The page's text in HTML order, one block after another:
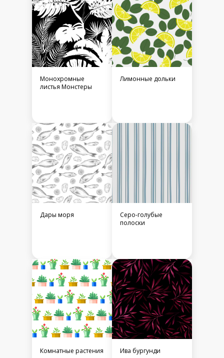
Монохромные
листья Монстеры
Лимонные дольки
Дары моря
Серо-голубые
полоски
Комнатные растения Ива бургунди